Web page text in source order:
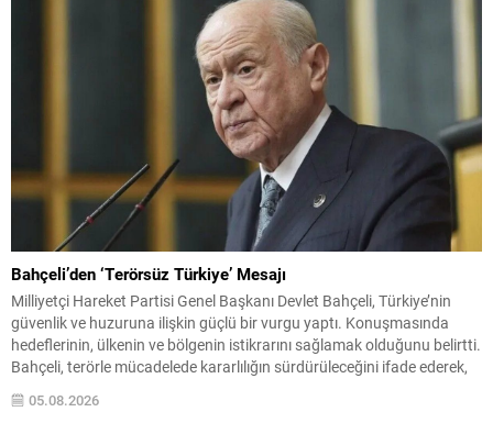
Bahçeli’den ‘Terörsüz Türkiye’ Mesajı
Milliyetçi Hareket Partisi Genel Başkanı Devlet Bahçeli, Türkiye’nin
güvenlik ve huzuruna ilişkin güçlü bir vurgu yaptı. Konuşmasında
hedeflerinin, ülkenin ve bölgenin istikrarını sağlamak olduğunu belirtti.
Bahçeli, terörle mücadelede kararlılığın sürdürüleceğini ifade ederek,
toplumun her kesiminin bu hedef doğrultusunda birleşmesi gerektiğini
söyledi. Hedef: Huzur ve İstikrar “Hedefimiz Türkiye’nin ve bölgemin
05.08.2026